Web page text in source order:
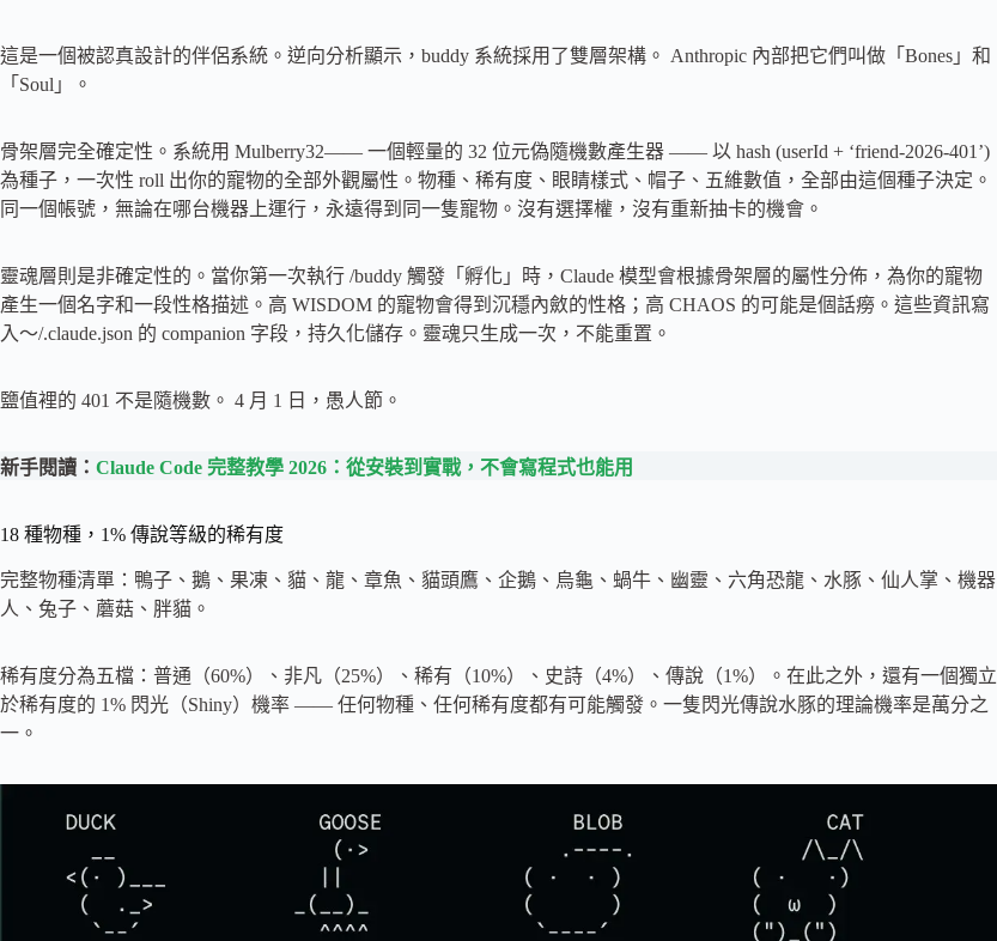
這是一個被認真設計的伴侶系統。逆向分析顯示，buddy 系統採用了雙層架構。 Anthropic 內部把它們叫做「Bones」和
「Soul」。
骨架層完全確定性。系統用 Mulberry32—— 一個輕量的 32 位元偽隨機數產生器 —— 以 hash (userId + ‘friend-2026-401’)
為種子，一次性 roll 出你的寵物的全部外觀屬性。物種、稀有度、眼睛樣式、帽子、五維數值，全部由這個種子決定。
同一個帳號，無論在哪台機器上運行，永遠得到同一隻寵物。沒有選擇權，沒有重新抽卡的機會。
靈魂層則是非確定性的。當你第一次執行 /buddy 觸發「孵化」時，Claude 模型會根據骨架層的屬性分佈，為你的寵物
產生一個名字和一段性格描述。高 WISDOM 的寵物會得到沉穩內斂的性格；高 CHAOS 的可能是個話癆。這些資訊寫
入～/.claude.json 的 companion 字段，持久化儲存。靈魂只生成一次，不能重置。
鹽值裡的 401 不是隨機數。 4 月 1 日，愚人節。
新手閱讀： Claude Code 完整教學 2026：從安裝到實戰，不會寫程式也能用
18 種物種，1% 傳說等級的稀有度
完整物種清單：鴨子、鵝、果凍、貓、龍、章魚、貓頭鷹、企鵝、烏龜、蝸牛、幽靈、六角恐龍、水豚、仙人掌、機器
人、兔子、蘑菇、胖貓。
稀有度分為五檔：普通（60%）、非凡（25%）、稀有（10%）、史詩（4%）、傳說（1%）。在此之外，還有一個獨立
於稀有度的 1% 閃光（Shiny）機率 —— 任何物種、任何稀有度都有可能觸發。一隻閃光傳說水豚的理論機率是萬分之
一。